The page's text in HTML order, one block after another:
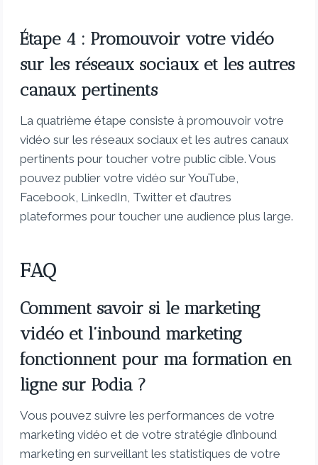
Étape 4 : Promouvoir votre vidéo
sur les réseaux sociaux et les autres
canaux pertinents
La quatrième étape consiste à promouvoir votre
vidéo sur les réseaux sociaux et les autres canaux
pertinents pour toucher votre public cible. Vous
pouvez publier votre vidéo sur YouTube,
Facebook, LinkedIn, Twitter et d’autres
plateformes pour toucher une audience plus large.
FAQ
Comment savoir si le marketing
vidéo et l’inbound marketing
fonctionnent pour ma formation en
ligne sur Podia ?
Vous pouvez suivre les performances de votre
marketing vidéo et de votre stratégie d’inbound
marketing en surveillant les statistiques de votre